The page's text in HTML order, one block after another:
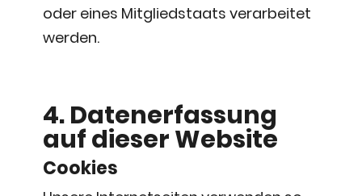
oder eines Mitgliedstaats verarbeitet
werden.
4. Datenerfassung
auf dieser Website
Cookies